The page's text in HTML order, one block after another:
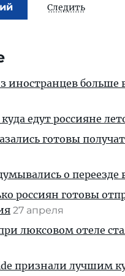
Следить
иностранцев больше
едут россияне
готовы
о переезде
россиян готовы
27 апреля
люксовом отеле
признали лучшим